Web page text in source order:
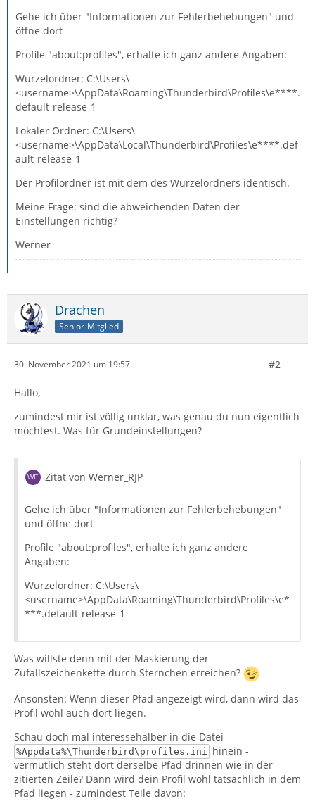
Gehe ich über "Informationen zur Fehlerbehebungen" und
öffne dort
Profile "about:profiles", erhalte ich ganz andere Angaben:
Wurzelordner: C:\Users\
<username>\AppData\Roaming\Thunderbird\Profiles\e****.
default-release-1
Lokaler Ordner: C:\Users\
<username>\AppData\Local\Thunderbird\Profiles\e****.def
ault-release-1
Der Profilordner ist mit dem des Wurzelordners identisch.
Meine Frage: sind die abweichenden Daten der
Einstellungen richtig?
Werner
Drachen
Senior-Mitglied
30. November 2021 um 19:57 #2
Hallo,
zumindest mir ist völlig unklar, was genau du nun eigentlich
möchtest. Was für Grundeinstellungen?
Zitat von Werner_RJP
Gehe ich über "Informationen zur Fehlerbehebungen"
und öffne dort
Profile "about:profiles", erhalte ich ganz andere
Angaben:
Wurzelordner: C:\Users\
<username>\AppData\Roaming\Thunderbird\Profiles\e*
***.default-release-1
Was willste denn mit der Maskierung der
Zufallszeichenkette durch Sternchen erreichen?
Ansonsten: Wenn dieser Pfad angezeigt wird, dann wird das
Profil wohl auch dort liegen.
Schau doch mal interessehalber in die Datei
%Appdata%\Thunderbird\profiles.ini
hinein -
vermutlich steht dort derselbe Pfad drinnen wie in der
zitierten Zeile? Dann wird dein Profil wohl tatsächlich in dem
Pfad liegen - zumindest Teile davon: